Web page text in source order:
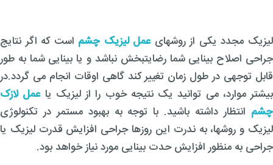
لیزیک مجدد یکی از روشهایعمل لیزیک چشم است که اگر نتایج
جراحی اصلاح بینایی شما رضایتبخش نباشد و یا بینایی شما به طور
قابل توجهی در طول زمان تغییر کند گاهی اوقات انجام می گردد.در
بیشتر موارد، می توانید یک نتیجه خوب را از لیزیک یاعمل لازک
چشم انتظار داشته باشید. با توجه به بهبود مستمر در تکنولوژی
لیزیک و روشها، به ندرت این روزها جراحی افزایش قدرت لیزیک یا
جراحی به منظور افزایش حدت بینایی مورد نیاز خواهد بود.